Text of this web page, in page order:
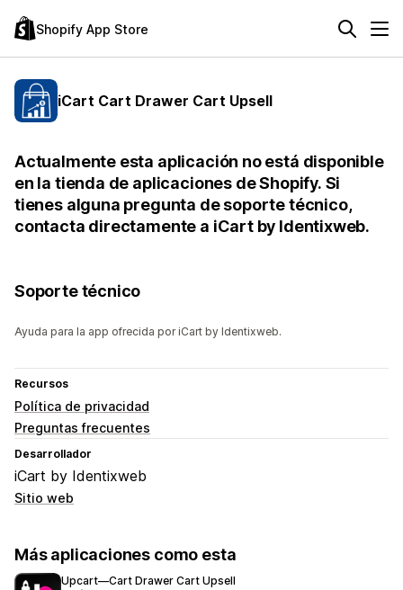
Shopify App Store
iCart Cart Drawer Cart Upsell
Actualmente esta aplicación no está disponible
en la tienda de aplicaciones de Shopify. Si
tienes alguna pregunta de soporte técnico,
contacta directamente a iCart by Identixweb.
Soporte técnico
Ayuda para la app ofrecida por iCart by Identixweb.
Recursos
Política de privacidad
Preguntas frecuentes
Desarrollador
iCart by Identixweb
Sitio web
Más aplicaciones como esta
Upcart—Cart Drawer Cart Upsell